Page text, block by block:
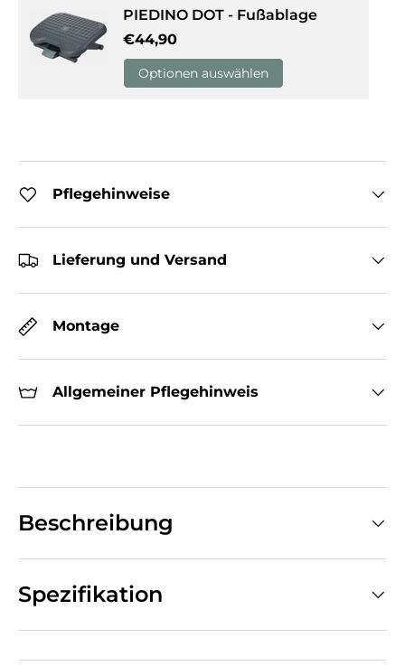
PIEDINO DOT - Fußablage
Normaler Preis
€44,90
Optionen auswählen
Pflegehinweise
Lieferung und Versand
Montage
Allgemeiner Pflegehinweis
Beschreibung
Spezifikation